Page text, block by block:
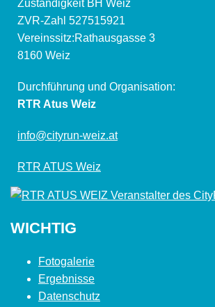
Zuständigkeit BH Weiz
ZVR-Zahl 527515921
Vereinssitz:Rathausgasse 3
8160 Weiz
Durchführung und Organisation:
RTR Atus Weiz
info@cityrun-weiz.at
RTR ATUS Weiz
WICHTIG
Fotogalerie
Ergebnisse
Datenschutz